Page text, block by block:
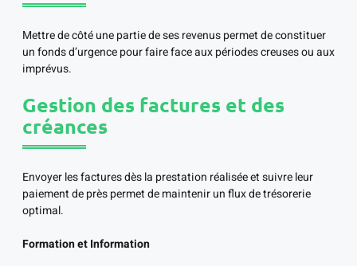
Mettre de côté une partie de ses revenus permet de constituer
un fonds d’urgence pour faire face aux périodes creuses ou aux
imprévus.
Gestion des factures et des
créances
Envoyer les factures dès la prestation réalisée et suivre leur
paiement de près permet de maintenir un flux de trésorerie
optimal.
Formation et Information